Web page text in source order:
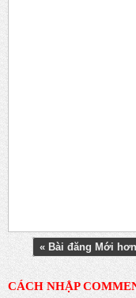
« Bài đăng Mới hơn
CÁCH NHẬP